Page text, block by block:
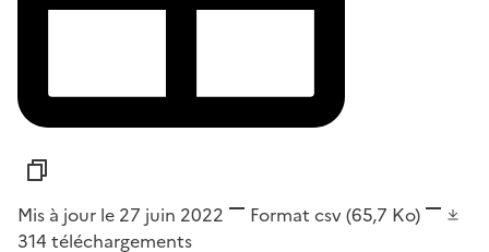
Mis à jour le 27 juin 2022 Format csv(65,7 Ko)
314 téléchargements